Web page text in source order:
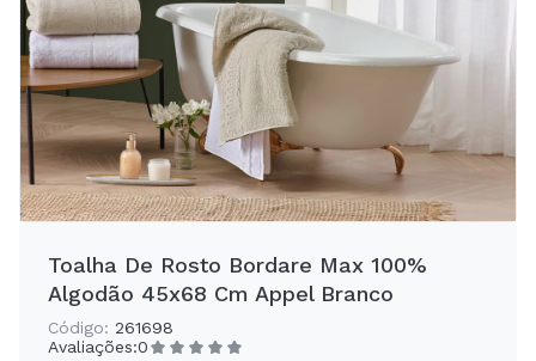
Toalha De Rosto Bordare Max 100%
Algodão 45x68 Cm Appel Branco
Código: 261698
Avaliações:0